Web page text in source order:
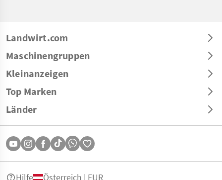
Landwirt.com
Maschinengruppen
Kleinanzeigen
Top Marken
Länder
Hilfe Österreich | EUR